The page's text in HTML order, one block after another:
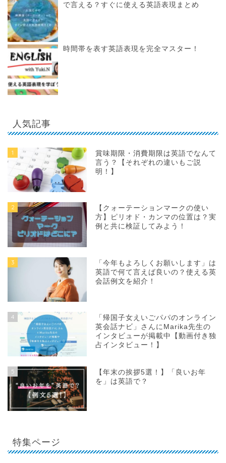
で言える？すぐに使える英語表現まとめ
時間帯を表す英語表現を完全マスター！
人気記事
1
賞味期限・消費期限は英語でなんて
言う？【それぞれの違いもご説
明！】
2
【クォーテーションマークの使い
方】ピリオド・カンマの位置は？実
例と共に検証してみよう！
3
「今年もよろしくお願いします」は
英語で何て言えば良いの？使える英
会話例文を紹介！
4
「帰国子女えいごパパのオンライン
英会話ナビ」さんにMarika先生の
インタビューが掲載中【動画付き独
占インタビュー！】
5
【年末の挨拶5選！】「良いお年
を」は英語で？
特集ページ